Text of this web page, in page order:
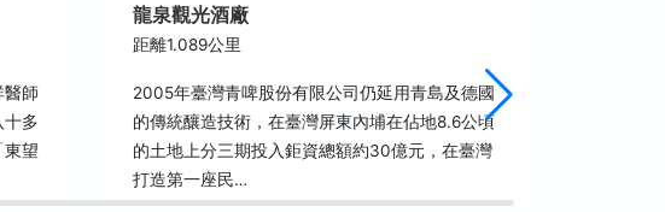
醫師
十多
東望
龍泉觀光酒廠
距離1.089公里
2005年臺灣青啤股份有限公司仍延用青島及德國
的傳統釀造技術，在臺灣屏東內埔在佔地8.6公頃
的土地上分三期投入鉅資總額約30億元，在臺灣
打造第一座民…